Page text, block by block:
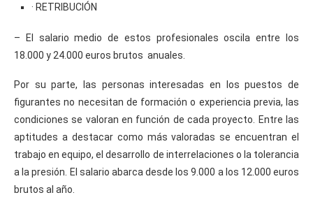
· RETRIBUCIÓN
– El salario medio de estos profesionales oscila entre los
18.000 y 24.000 euros brutos anuales.
Por su parte, las personas interesadas en los puestos de
figurantes no necesitan de formación o experiencia previa, las
condiciones se valoran en función de cada proyecto. Entre las
aptitudes a destacar como más valoradas se encuentran el
trabajo en equipo, el desarrollo de interrelaciones o la tolerancia
a la presión. El salario abarca desde los 9.000 a los 12.000 euros
brutos al año.